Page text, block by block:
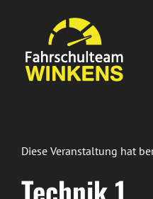
springen
Diese Veranstaltung hat